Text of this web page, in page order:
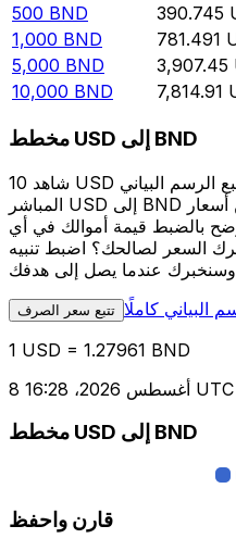
500 BND 390.745
1,000 BND 781.491
5,000 BND 3,907.45
10,000 BND 7,814.91
مخطط USD إلى BND
شاهد 10 USD الخاص بك أثناء الحركة. يتتبع الرسم البياني
المباشر USD إلى BND الخاص بنا على مدار 12 شهرًا من أسعار
بالضبط قيمة أموالك في أي
السعر لصالحك؟ اضبط تنبيه
تتبع سعر الصرف البياني كاملًا
1 USD = 1.27961 BND
8 أغسطس 2026، 16:28 UTC
مخطط USD إلى BND
قارن واحفظ